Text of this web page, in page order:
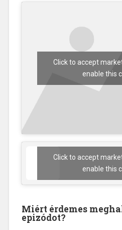
Click to accept
enable this
Click to accept
enable this
Miért érdemes
epizódot?